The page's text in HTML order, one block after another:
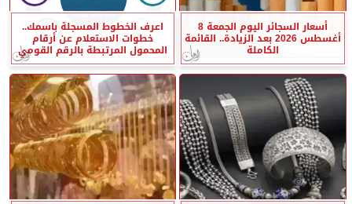
أسعار السجائر اليوم الجمعة 8
أغسطس 2026 بعد الزيادة.. القائمة
الكاملة
اعرف الخطوط المسجلة باسمك..
خطوات الاستعلام عن أرقام
المحمول المرتبطة بالرقم القومي